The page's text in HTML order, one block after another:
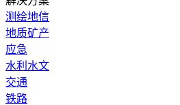
测绘地信
地质矿产
应急
水利水文
交通
铁路